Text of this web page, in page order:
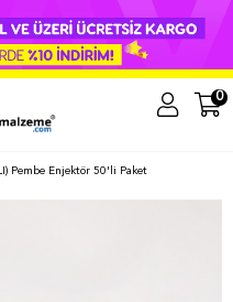
0
Pembe Enjektör 50'li Paket